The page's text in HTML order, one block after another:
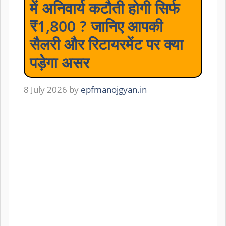
में अनिवार्य कटौती होगी सिर्फ
₹1,800 ? जानिए आपकी
सैलरी और रिटायरमेंट पर क्या
पड़ेगा असर
8 July 2026 by epfmanojgyan.in